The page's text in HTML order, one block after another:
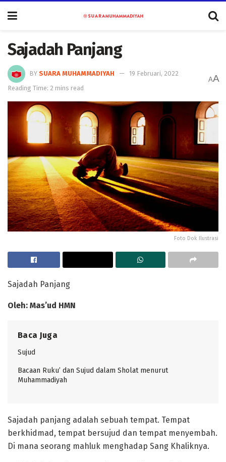
Sajadah Panjang
BY SUARA MUHAMMADIYAH
19 Februari, 2022
Reading Time: 2 mins read
AA
Foto Dok Ilustrasi
Sajadah Panjang
Oleh: Mas’ud HMN
Baca Juga
Sujud
Bacaan Ruku’ dan Sujud dalam Sholat menurut
Muhammadiyah
Sajadah panjang adalah sebuah tempat. Tempat
berkhidmad, tempat bersujud dan tempat menyembah.
Di mana seorang mahluk menghadap Sang Khaliknya.